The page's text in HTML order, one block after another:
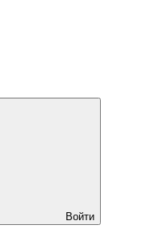
Войти